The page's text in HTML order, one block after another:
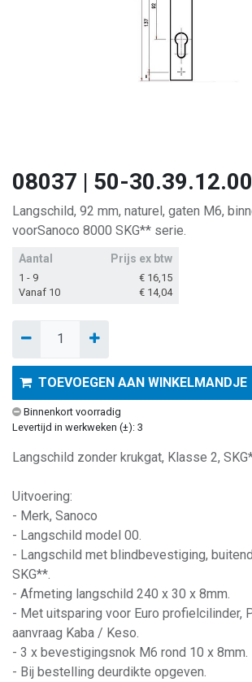
08037 | 50-30.39.12.00
Langschild, 92 mm, naturel, gaten M6,
voorSanoco 8000 SKG** serie.
Aantal Prijs ex btw
1 - 9 € 16,15
Vanaf 10
€ 14,04
TOEVOEGEN AAN WINKELMANDJE
Binnenkort voorradig
Levertijd in werkweken (±): 3
Langschild zonder krukgat, Klasse 2,
Uitvoering:
- Merk, Sanoco
- Langschild model 00.
- Langschild met blindbevestiging,
SKG**.
- Afmeting langschild 240 x 30 x 8mm.
- Met uitsparing voor Euro profielcilinder,
aanvraag Kaba / Keso.
- 3 x bevestigingsnok M6 rond 10 x 8mm.
- Bij bestelling deurdikte opgeven.